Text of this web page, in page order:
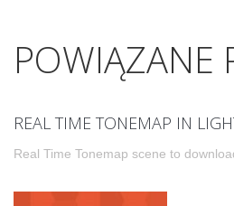
POWIĄZANE
REAL TIME TONEMAP IN
Real Time Tonemap scene to